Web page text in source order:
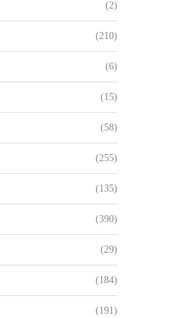
(2)
(210)
(6)
(15)
(58)
(255)
(135)
(390)
(29)
(184)
(191)